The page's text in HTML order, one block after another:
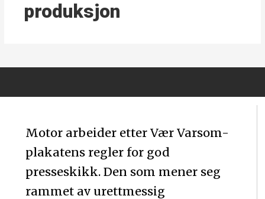
produksjon
Motor arbeider etter Vær Varsom-
plakatens regler for god
presseskikk. Den som mener seg
rammet av urettmessig